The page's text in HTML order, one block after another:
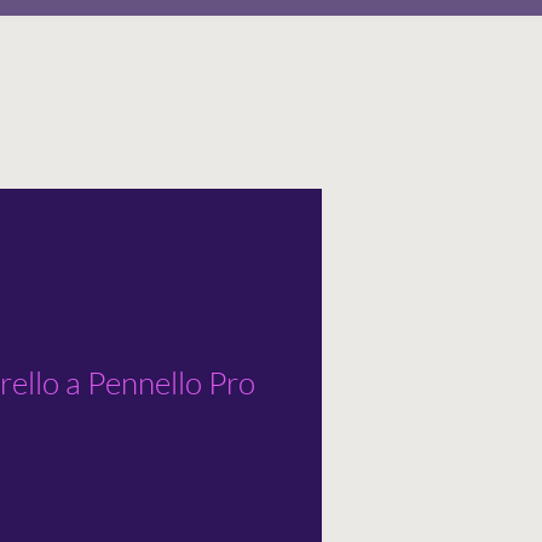
a Pennello Pro